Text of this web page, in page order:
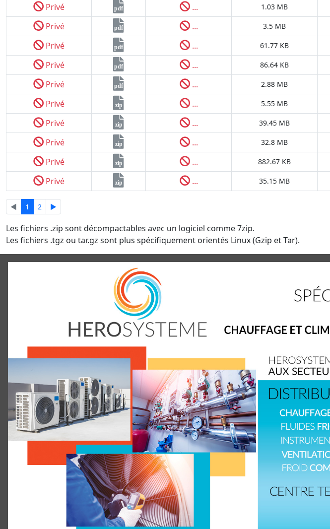
Privé
pdf ... 1.03 MB
Privé pdf ... 3.5 MB
Privé pdf ... 61.77 KB
Privé pdf ... 86.64 KB
Privé pdf ... 2.88 MB
Privé zip ... 5.55 MB
Privé zip ... 39.45 MB
Privé zip ... 32.8 MB
Privé zip ... 882.67 KB
Privé zip ... 35.15 MB
◄ 1 2 ►
Les fichiers .zip sont décompactables avec un logiciel comme 7zip.
Les fichiers .tgz ou tar.gz sont plus spécifiquement orientés Linux (Gzip et Tar).